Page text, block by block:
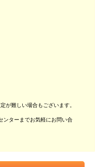
が難しい場合もございます。
ンターまでお気軽にお問い合